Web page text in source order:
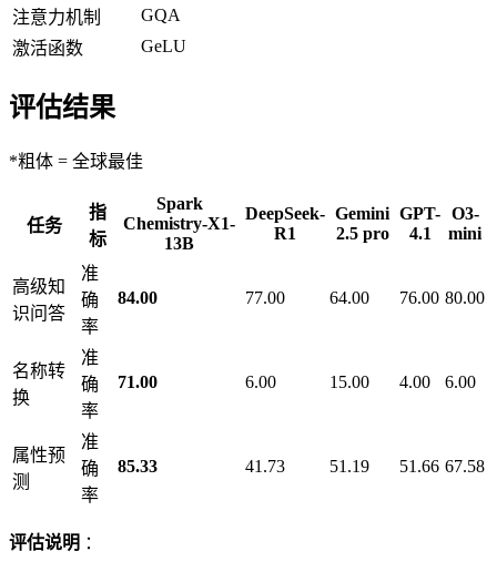
注意力机制
GQA
激活函数
GeLU
评估结果
*粗体 = 全球最佳
任务
指
标
Spark
Chemistry-X1-
13B
DeepSeek-
R1
Gemini
2.5 pro
GPT-
4.1
O3-
mini
高级知
识问答
准
确
率
84.00 77.00 64.00 76.00 80.00
名称转
换
准
确
率
71.00 6.00 15.00 4.00 6.00
属性预
测
准
确
率
85.33 41.73 51.19 51.66 67.58
评估说明 ：